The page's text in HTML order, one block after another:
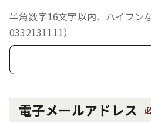
半角数字16文字以内、ハイフン
0332131111）
電子メールアドレス